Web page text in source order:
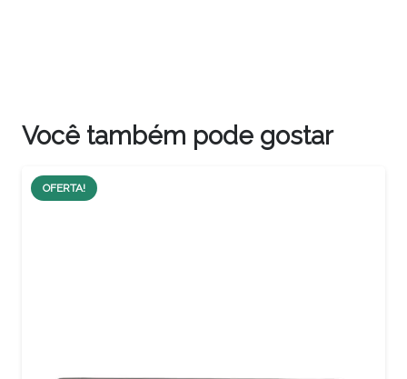
Você também pode gostar